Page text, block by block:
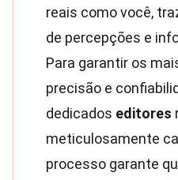
reais como você,
de percepções e
Para garantir os
precisão e
dedicados editores
meticulosamente
processo garante